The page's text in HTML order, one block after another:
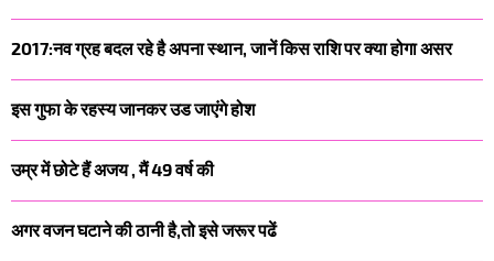
2017:नव ग्रह बदल रहे है अपना स्थान, जानें किस राशि पर क्या होगा असर
इस गुफा के रहस्य जानकर उड जाएंगे होश
उम्र में छोटे हैं अजय , मैं 49 वर्ष की
अगर वजन घटाने की ठानी है,तो इसे जरूर पढें